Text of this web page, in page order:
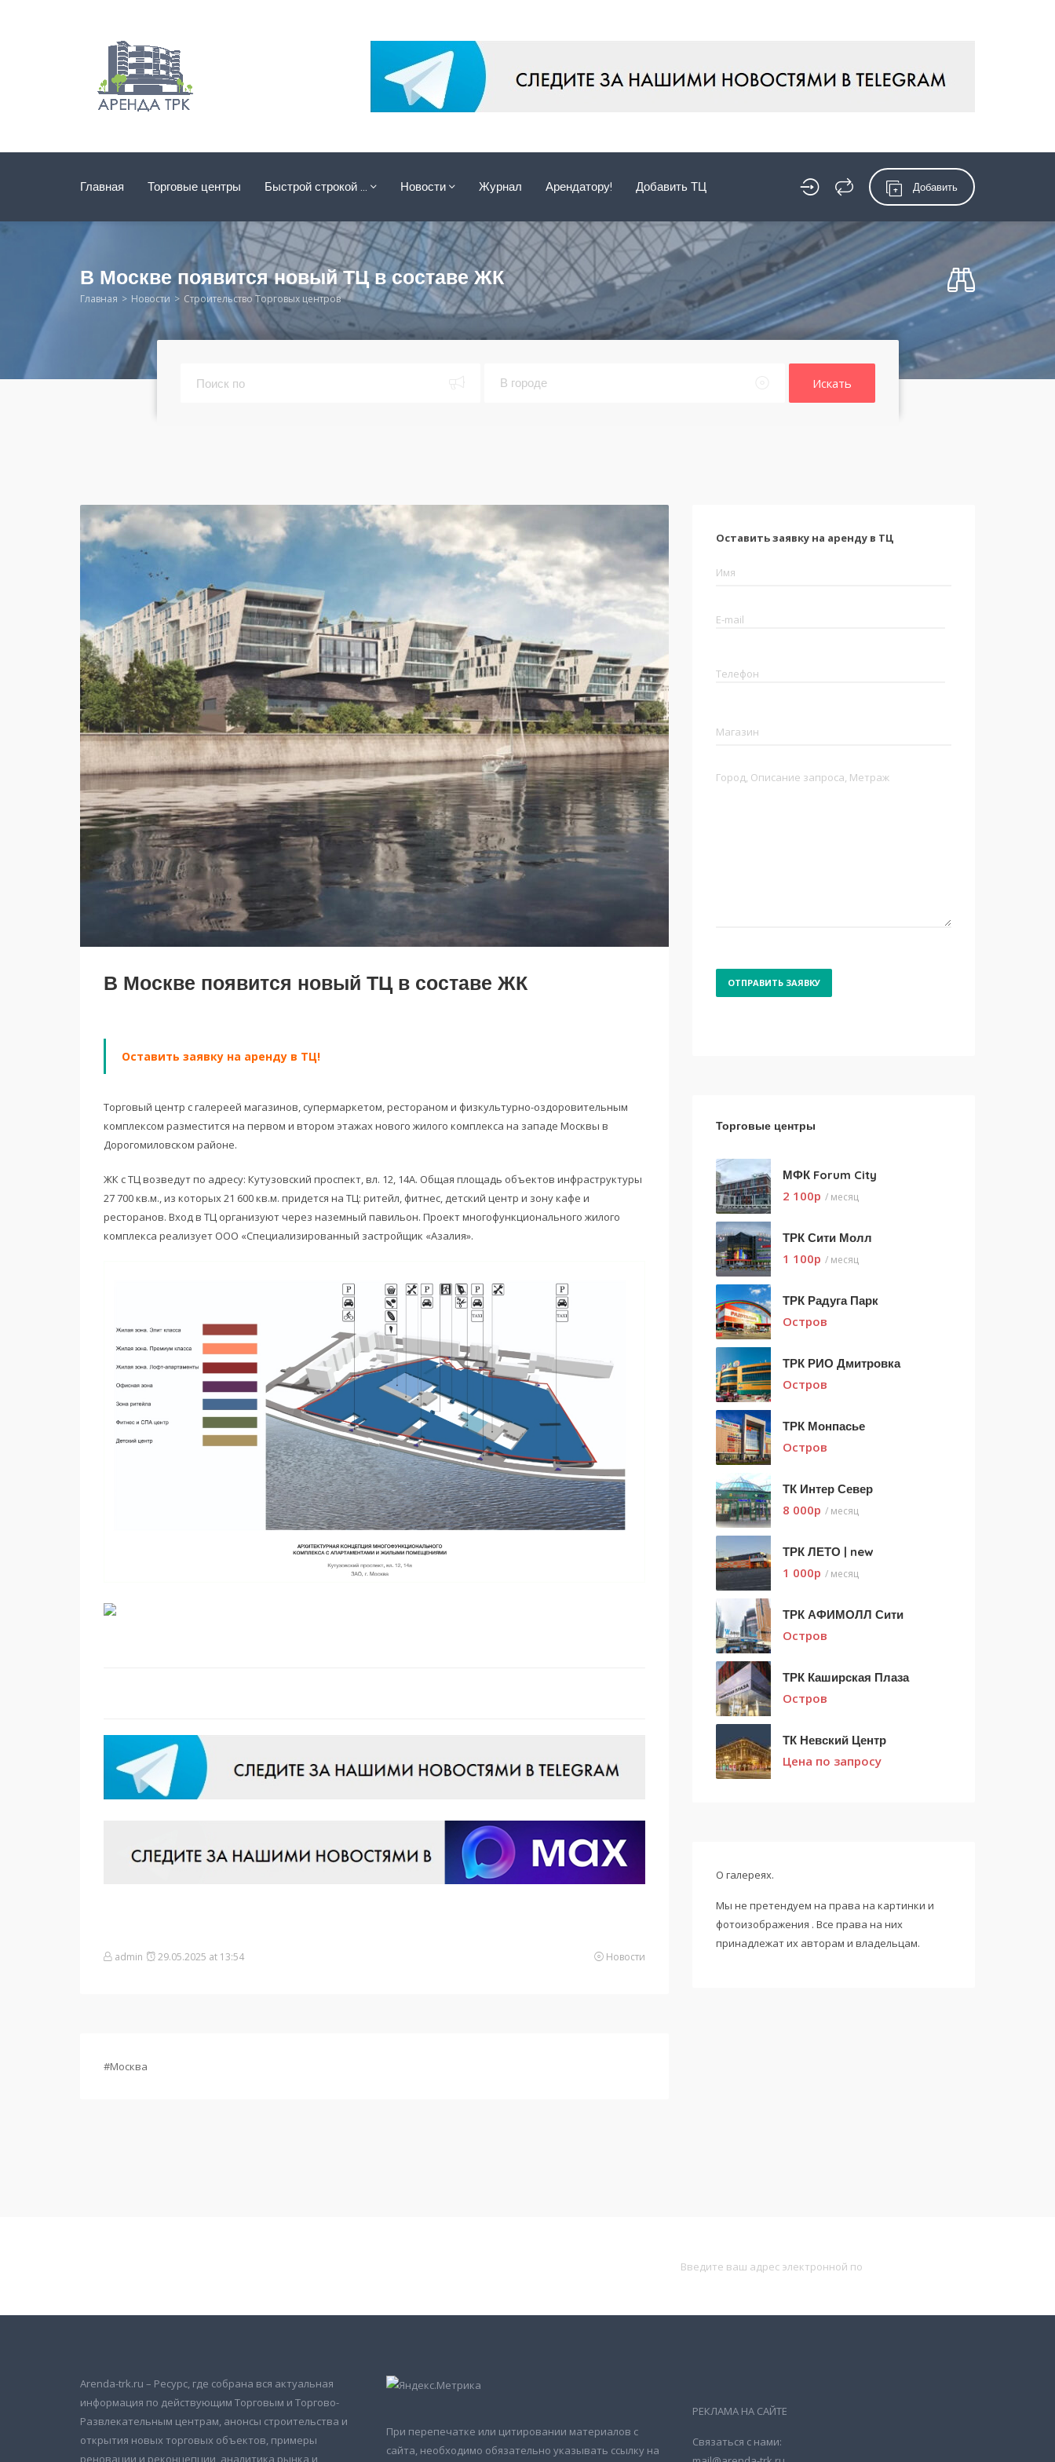
Главная Торговые центры Быстрой строкой … Новости Журнал Арендатору! Добавить ТЦ Добавить
В Москве появится новый ТЦ в составе ЖК
Главная Новости Строительство Торговых центров
Искать
В Москве появится новый ТЦ в составе ЖК
Оставить заявку на аренду в ТЦ!
Торговый центр с галереей магазинов, супермаркетом, рестораном и физкультурно-оздоровительным
комплексом разместится на первом и втором этажах нового жилого комплекса на западе Москвы в
Дорогомиловском районе.
ЖК с ТЦ возведут по адресу: Кутузовский проспект, вл. 12, 14А. Общая площадь объектов инфраструктуры
27 700 кв.м., из которых 21 600 кв.м. придется на ТЦ: ритейл, фитнес, детский центр и зону кафе и
ресторанов. Вход в ТЦ организуют через наземный павильон. Проект многофункционального жилого
комплекса реализует ООО «Специализированный застройщик «Азалия».
admin 29.05.2025 at 13:54 Новости
#Москва
Оставить заявку на аренду в ТЦ
Торговые центры
МФК Forum City
2 100p / месяц
ТРК Сити Молл
1 100p / месяц
ТРК Радуга Парк
Остров
ТРК РИО Дмитровка
Остров
ТРК Монпасье
Остров
ТК Интер Север
8 000p / месяц
ТРК ЛЕТО | new
1 000p / месяц
ТРК АФИМОЛЛ Сити
Остров
ТРК Каширская Плаза
Остров
ТК Невский Центр
Цена по запросу
О галереях.
Мы не претендуем на права на картинки и
фотоизображения . Все права на них
принадлежат их авторам и владельцам.
Arenda-trk.ru – Ресурс, где собрана вся актуальная
информация по действующим Торговым и Торгово-
Развлекательным центрам, анонсы строительства и
открытия новых торговых объектов, примеры
реновации и реконцепции, аналитика рынка и
При перепечатке или цитировании материалов с
сайта, необходимо обязательно указывать ссылку на
РЕКЛАМА НА САЙТЕ
Связаться с нами: